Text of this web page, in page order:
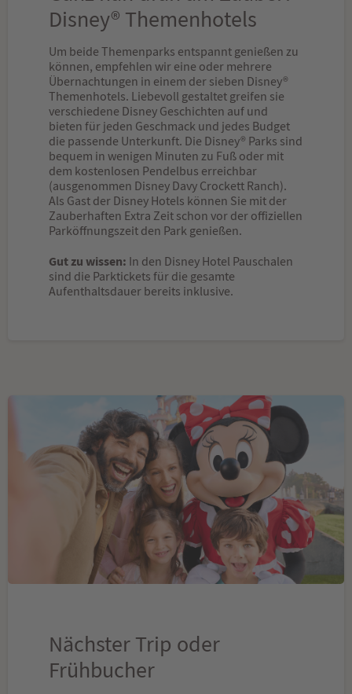
Disney® Themenhotels
Um beide Themenparks entspannt genießen zu
können, empfehlen wir eine oder mehrere
Übernachtungen in einem der sieben Disney®
Themenhotels. Liebevoll gestaltet greifen sie
verschiedene Disney Geschichten auf und
bieten für jeden Geschmack und jedes Budget
die passende Unterkunft. Die Disney® Parks sind
bequem in wenigen Minuten zu Fuß oder mit
dem kostenlosen Pendelbus erreichbar
(ausgenommen Disney Davy Crockett Ranch).
Als Gast der Disney Hotels können Sie mit der
Zauberhaften Extra Zeit schon vor der offiziellen
Parköffnungszeit den Park genießen.
Gut zu wissen: In den Disney Hotel Pauschalen
sind die Parktickets für die gesamte
Aufenthaltsdauer bereits inklusive.
Nächster Trip oder
Frühbucher